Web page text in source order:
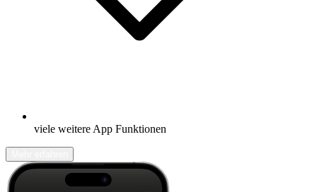
viele weitere App Funktionen